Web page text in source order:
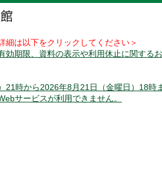
は以下をクリックしてください＞
効期限、資料の表示や利用休止に関する
21時から2026年8月21日（金曜日）18時
サービスが利用できません。